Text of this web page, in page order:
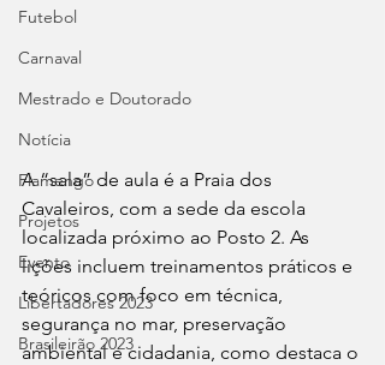
Futebol
Carnaval
Mestrado e Doutorado
Notícia
Flamengo
Projetos
Evento
Libertadores 2023
Brasileirão 2023
A “sala” de aula é a Praia dos
Cavaleiros, com a sede da escola
localizada próximo ao Posto 2. As
lições incluem treinamentos práticos e
teóricos com foco em técnica,
segurança no mar, preservação
ambiental e cidadania, como destaca o